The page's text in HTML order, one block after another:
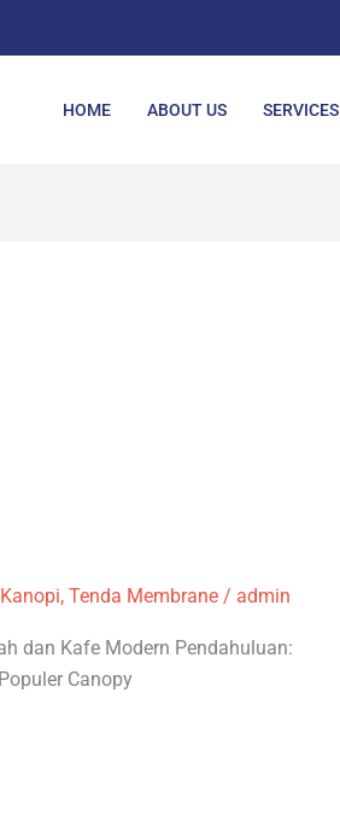
HOME ABOUT US SERVICES
Kanopi, Tenda Membrane/ admin
dan Kafe Modern Pendahuluan:
Canopy